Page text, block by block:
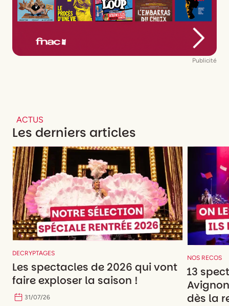
Publicité
ACTUS
Les derniers articles
DECRYPTAGES
Les spectacles de 2026 qui vont
faire exploser la saison !
31/07/26
NOS RECOS
13
dès la